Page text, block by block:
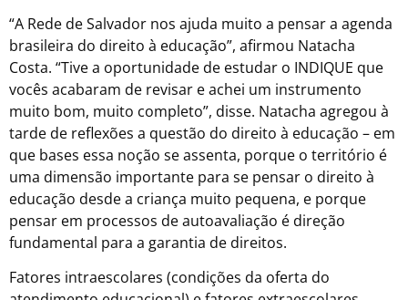
“A Rede de Salvador nos ajuda muito a pensar a agenda
brasileira do direito à educação”, afirmou Natacha
Costa. “Tive a oportunidade de estudar o INDIQUE que
vocês acabaram de revisar e achei um instrumento
muito bom, muito completo”, disse. Natacha agregou à
tarde de reflexões a questão do direito à educação – em
que bases essa noção se assenta, porque o território é
uma dimensão importante para se pensar o direito à
educação desde a criança muito pequena, e porque
pensar em processos de autoavaliação é direção
fundamental para a garantia de direitos.
Fatores intraescolares (condições da oferta do